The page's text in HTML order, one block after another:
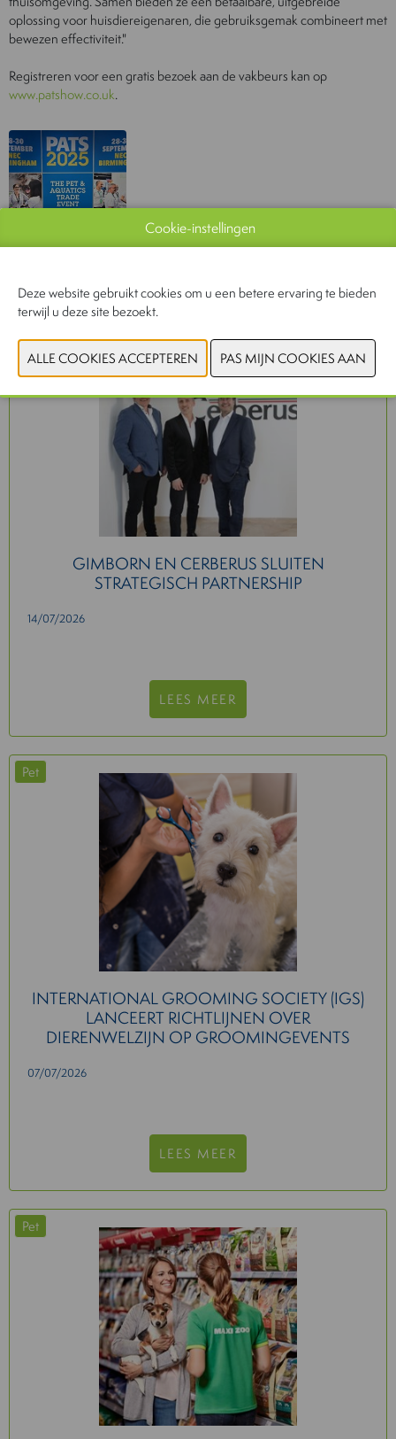
oplossing voor huisdiereigenaren, die gebruiksgemak combineert met
bewezen effectiviteit."
Registreren voor een gratis bezoek aan de vakbeurs kan op
www.patshow.co.uk.
Gerelateerd nieuws
Pet
GIMBORN EN CERBERUS SLUITEN
STRATEGISCH PARTNERSHIP
14/07/2026
LEES MEER
Pet
INTERNATIONAL GROOMING SOCIETY (IGS)
LANCEERT RICHTLIJNEN OVER
DIERENWELZIJN OP GROOMINGEVENTS
07/07/2026
LEES MEER
Pet
Cookie-instellingen
Deze website gebruikt cookies om u een betere ervaring te bieden
terwijl u deze site bezoekt.